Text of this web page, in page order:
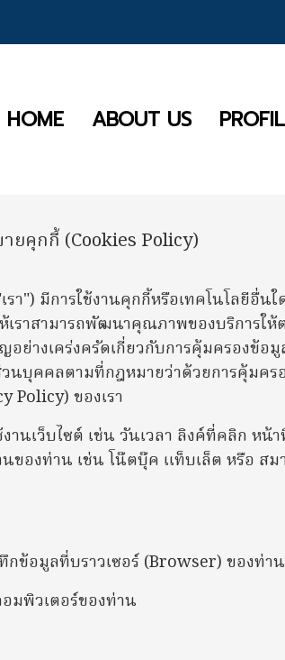
HOME ABOUT US
ยคุกกี้ (Cookies Policy)
") มีการใช้งานคุกกี้หรือเทคโนโลยีอื่
เราสามารถพัฒนาคุณภาพของบริการใ
ญอย่างเคร่งครัดเกี่ยวกับการคุ้มครอง
บุคคลตามที่กฎหมายว่าด้วยการคุ้มคร
Policy) ของเรา
านเว็บไซต์ เช่น วันเวลา ลิงค์ที่คลิก หน้
ของท่าน เช่น โน๊ตบุ๊ค แท็บเล็ต หรือ ส
กข้อมูลที่บราวเซอร์ (Browser) ของท่า
มพิวเตอร์ของท่าน